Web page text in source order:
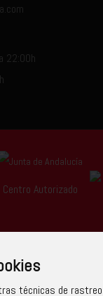
técnicas de
22:00h
Centro Autorizado